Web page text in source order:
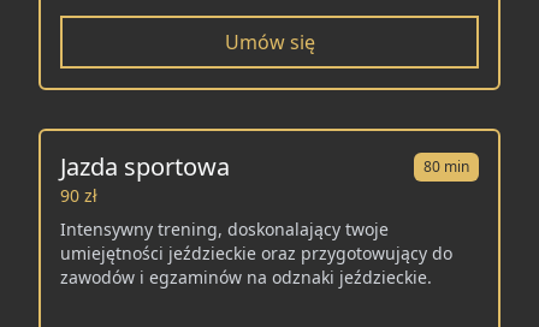
Umów się
Jazda sportowa 80 min
90 zł
Intensywny trening, doskonalający twoje
umiejętności jeździeckie oraz przygotowujący do
zawodów i egzaminów na odznaki jeździeckie.